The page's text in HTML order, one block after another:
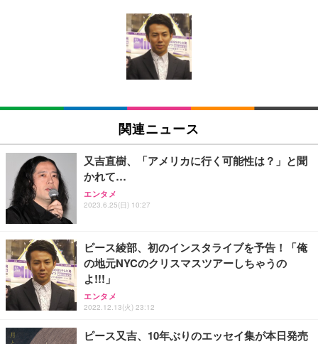
[EdoErgo] オフィスチェア 椅子 テレワーク 疲れな
い 跳ね上げ式アームレスト コンパクト 約105度ロッ
キング pc 事務椅子 360度回転 座面昇降 強化ナイロ
ン樹脂ベース 通気性メッシュ 在宅ワーク H-WY01
(黒網+黒枠+黒足)
SIHOO B100 オフィスチェア／デスクチェア メッシ
ュチェア 人間工学 疲れない ブラック
￥27,999
Sezlife オフィスチェア デスクチェア 疲れない テレ
ワーク チェア 強化バックレスト 30度ロッキング機
能 人間工学 椅子 腰サポート 90度跳ね上げ式アーム
ョン PCチェア 通気性メッシュ ゲーミング/勉強/事
務用 おしゃれ パソコンチェア (ブラック)
Sezlife オフィスチェア デスクチェア 疲れない テレ
ワーク チェア 強化バックレスト 30度ロッキング機
能 人間工学 椅子 腰サポート 90度跳ね上げ式アーム
レスト 3Dヘッドレスト ハンガー付き 高反発クッシ
務用 おしゃれ パソコンチェア (ホワイト)
EIZO ビジネス向けプレミアムモニター | FlexScan
EV3240X-WT | 31.5型4K UHD・USB Type-C・ホワ
￥105,595
EIZO ビジネス向けプレミアムモニター | FlexScan
￥109,572
【純正品】27"ゲーミングモニター DualSense 充電
フック付き（CFI-ZDM1J）
【整備済み品】Dell E2724HS 27インチ 液晶モニタ
ー フルHD（1920×1080）VA 非光沢 HDMI/DisplayP
ort/VGA スピーカー内蔵 高さ調整 スイベル VESA対
応 ComfortView ビジネス向け
Amazonベーシック ペットシーツ 薄型 レギュラー 1
回使い捨て 無香料 ホワイト 300枚
Amazonベーシック ペットシーツ 厚型 ワイド 42枚
x2袋(84枚) ホワイト(吸収面:ライトブルー)
￥3,234
ネオ・ルーライフ ネオ・オムツ L 中型犬用 26枚入
り 単品
Smart Basic(スマートベーシック) 【Amazon.co.jp
限定】 Smart Basic アイリスオーヤマ ペットシーツ
超厚型 お徳用 ワイド 100枚入 (x 1) (ケース販売)
関連ニュース
又吉直樹、「アメリカに行く可能性は？」と聞
かれて…
エンタメ
2023.6.25(日) 10:27
ピース綾部、初のインスタライブを予告！「俺
の地元NYCのクリスマスツアーしちゃうの
よ!!!」
エンタメ
2022.12.13(火) 23:12
ピース又吉、10年ぶりのエッセイ集が本日発売